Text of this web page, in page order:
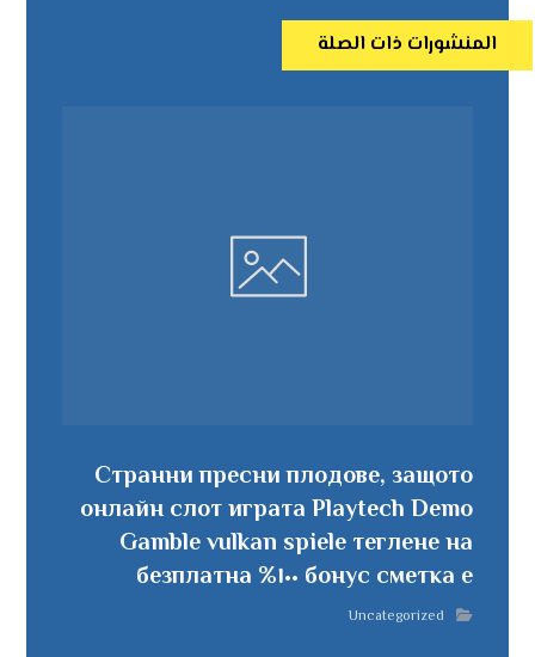
المنشورات ذات الصلة
Странни пресни плодове, защото
онлайн слот играта Playtech Demo
Gamble vulkan spiele теглене на
бонус сметка е ١٠٠% безплатна
Uncategorized